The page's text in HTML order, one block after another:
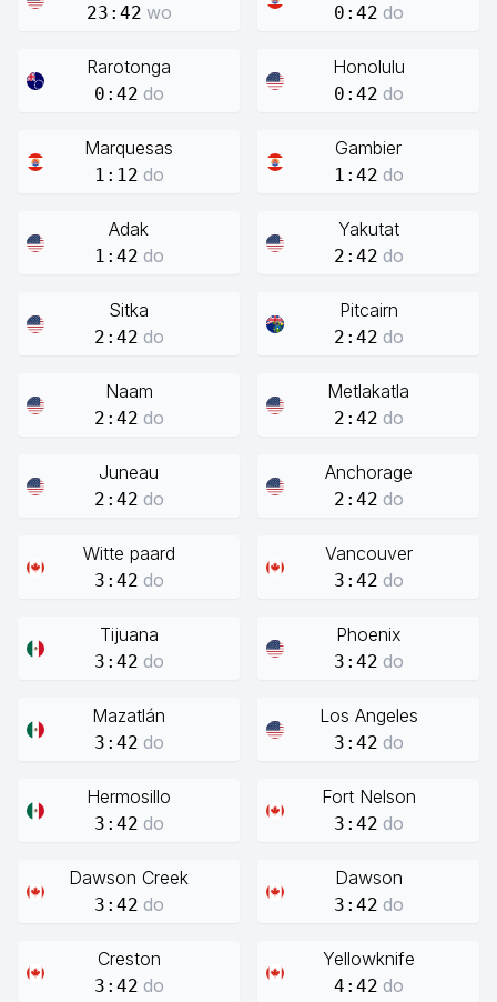
23:42 wo 0:42 do
Rarotonga
0:42 do
Honolulu
0:42 do
Marquesas
1:12 do
Gambier
1:42 do
Adak
1:42 do
Yakutat
2:42 do
Sitka
2:42 do
Pitcairn
2:42 do
Naam
2:42 do
Metlakatla
2:42 do
Juneau
2:42 do
Anchorage
2:42 do
Witte paard
3:42 do
Vancouver
3:42 do
Tijuana
3:42 do
Phoenix
3:42 do
Mazatlán
3:42 do
Los Angeles
3:42 do
Hermosillo
3:42 do
Fort Nelson
3:42 do
Dawson Creek
3:42 do
Dawson
3:42 do
Creston
3:42 do
Yellowknife
4:42 do